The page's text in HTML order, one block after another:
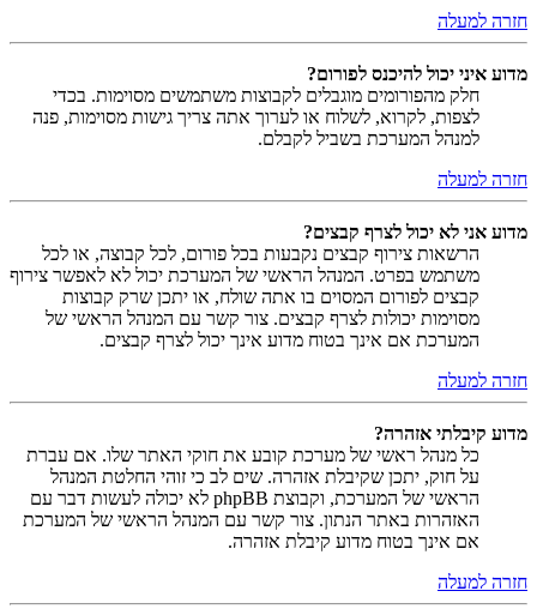
חזרה למעלה
מדוע איני יכול להיכנס לפורום?
חלק מהפורומים מוגבלים לקבוצות משתמשים מסוימות. בכדי
לצפות, לקרוא, לשלוח או לערוך אתה צריך גישות מסוימות, פנה
למנהל המערכת בשביל לקבלם.
חזרה למעלה
מדוע אני לא יכול לצרף קבצים?
הרשאות צירוף קבצים נקבעות בכל פורום, לכל קבוצה, או לכל
משתמש בפרט. המנהל הראשי של המערכת יכול לא לאפשר צירוף
קבצים לפורום המסוים בו אתה שולח, או יתכן שרק קבוצות
מסוימות יכולות לצרף קבצים. צור קשר עם המנהל הראשי של
המערכת אם אינך בטוח מדוע אינך יכול לצרף קבצים.
חזרה למעלה
מדוע קיבלתי אזהרה?
כל מנהל ראשי של מערכת קובע את חוקי האתר שלו. אם עברת
על חוק, יתכן שקיבלת אזהרה. שים לב כי זוהי החלטת המנהל
הראשי של המערכת, וקבוצת phpBB לא יכולה לעשות דבר עם
האזהרות באתר הנתון. צור קשר עם המנהל הראשי של המערכת
אם אינך בטוח מדוע קיבלת אזהרה.
חזרה למעלה